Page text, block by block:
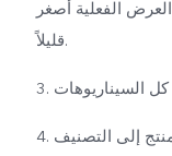
الفعلية أصغر
قليلاً.
4. ينتمي هذا المنتج إلى التصنيف IP54 لمقاومة الرذاذ والماء